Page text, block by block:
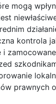
mogą
kontrola
prawnych